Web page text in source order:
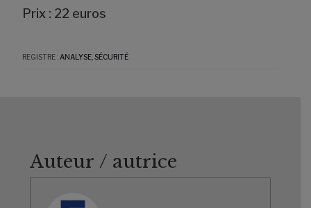
Prix : 22 euros
REGISTRE : ANALYSE, SÉCURITÉ
Auteur / autrice